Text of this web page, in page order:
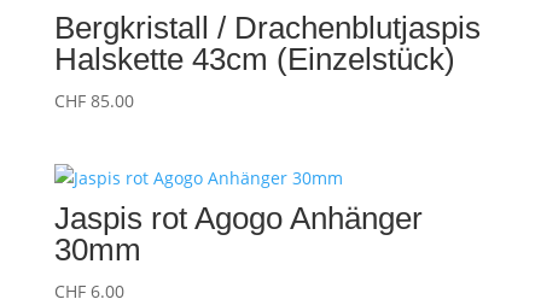
Bergkristall / Drachenblutjaspis
Halskette 43cm (Einzelstück)
CHF85.00
Jaspis rot Agogo Anhänger
30mm
CHF6.00